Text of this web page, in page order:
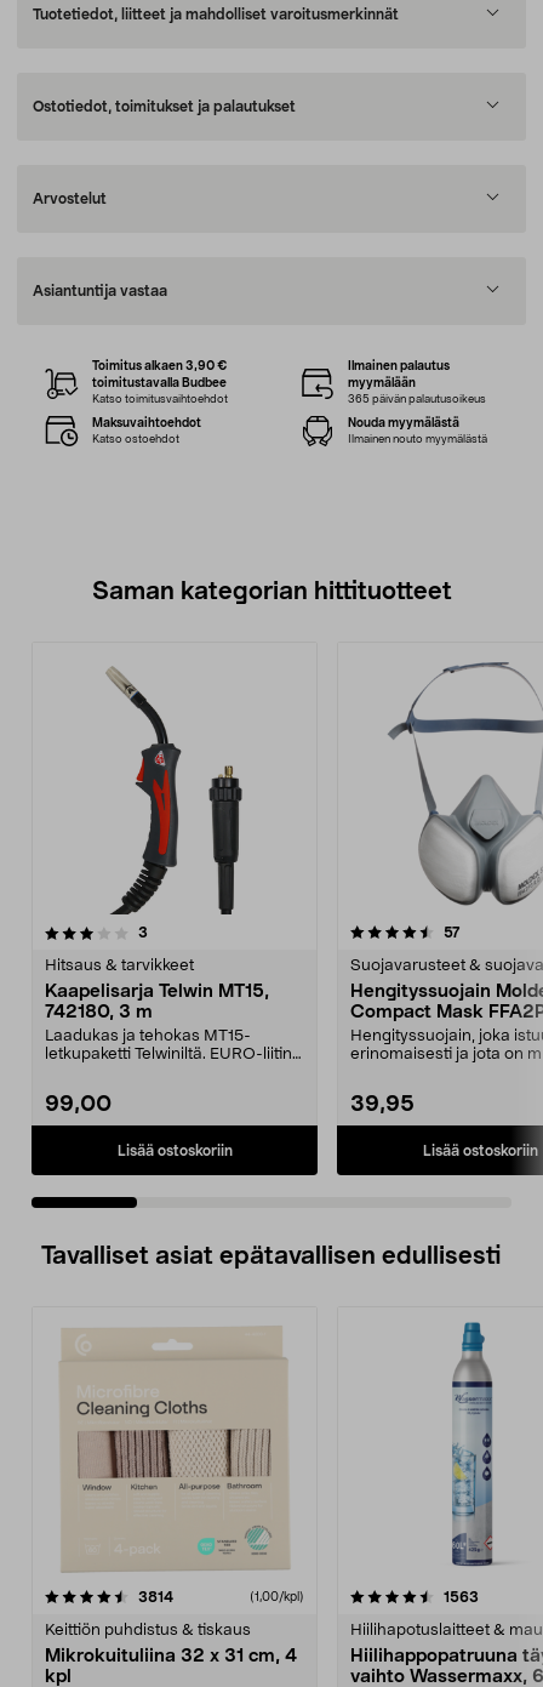
Tuotetiedot, liitteet ja mahdolliset varoitusmerkinnät
Ostotiedot, toimitukset ja palautukset
Arvostelut
Asiantuntija vastaa
Toimitus alkaen 3,90 €
toimitustavalla Budbee
Katso toimitusvaihtoehdot
Ilmainen palautus
myymälään
365 päivän palautusoikeus
Maksuvaihtoehdot
Katso ostoehdot
Nouda myymälästä
Ilmainen nouto myymälästä
Saman kategorian hittituotteet
3
Hitsaus & tarvikkeet
Kaapelisarja Telwin MT15,
742180, 3 m
Laadukas ja tehokas MT15-
letkupaketti Telwiniltä. EURO-liitin,
99,00
Lisää ostoskoriin
4.5 viidestä
57arvostelut
Suojavarusteet &
Hengityssuojain
Compact Mask
Hengityssuojain, joka
erinomaisesti ja jota on
39,95
Lisää ostoskoriin
4.5 viidestä
Tavalliset asiat epätavallisen edullisesti
3814arvostelut (1,00/kpl)
Keittiön puhdistus & tiskaus
Mikrokuituliina 32 x 31 cm, 4
kpl
4.5viidestä
1563
Hiilihapotuslaitteet &
Hiilihappopatruuna
vaihto Wassermaxx,
4.5viidestä